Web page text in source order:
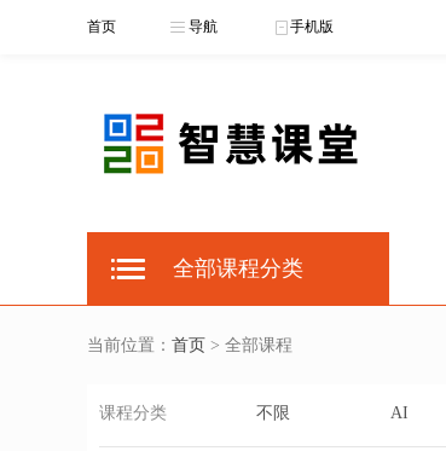
首页 导航 手机版
全部课程分类
当前位置： 首页 > 全部课程
课程分类 不限 AI